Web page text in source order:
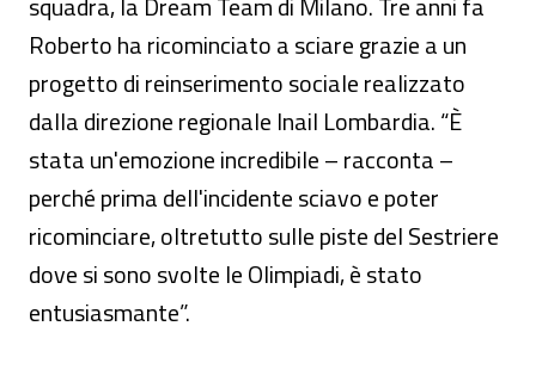
Roberto ha ricominciato a sciare grazie a un
progetto di reinserimento sociale realizzato
dalla direzione regionale Inail Lombardia. “È
stata un'emozione incredibile – racconta –
perché prima dell'incidente sciavo e poter
ricominciare, oltretutto sulle piste del Sestriere
dove si sono svolte le Olimpiadi, è stato
entusiasmante”.